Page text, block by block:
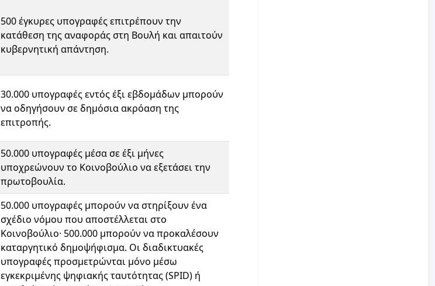
500 έγκυρες υπογραφές επιτρέπουν την
κατάθεση της αναφοράς στη Βουλή και απαιτούν
κυβερνητική απάντηση.
30.000 υπογραφές εντός έξι εβδομάδων μπορούν
να οδηγήσουν σε δημόσια ακρόαση της
επιτροπής.
50.000 υπογραφές μέσα σε έξι μήνες
υποχρεώνουν το Κοινοβούλιο να εξετάσει την
πρωτοβουλία.
50.000 υπογραφές μπορούν να στηρίξουν ένα
σχέδιο νόμου που αποστέλλεται στο
Κοινοβούλιο· 500.000 μπορούν να προκαλέσουν
καταργητικό δημοψήφισμα. Οι διαδικτυακές
υπογραφές προσμετρώνται μόνο μέσω
εγκεκριμένης ψηφιακής ταυτότητας (SPID) ή